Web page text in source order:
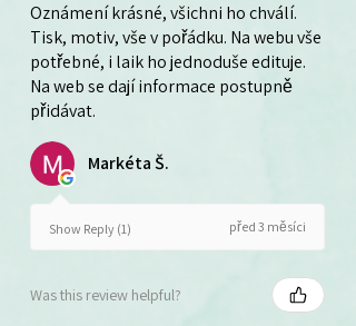
Oznámení krásné, všichni ho chválí.
Tisk, motiv, vše v pořádku. Na webu vše
potřebné, i laik ho jednoduše edituje.
Na web se dají informace postupně
přidávat.
Markéta Š.
Show Reply (1) před 3 měsíci
Was this review helpful?